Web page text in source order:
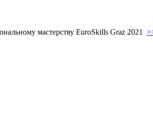
мастерству EuroSkills Graz 2021